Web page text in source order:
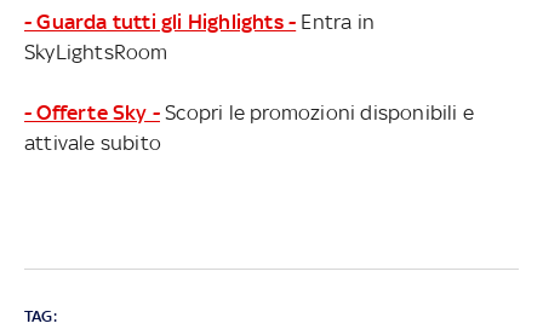
- Guarda tutti gli Highlights - Entra in
SkyLightsRoom
- Offerte Sky - Scopri le promozioni disponibili e
attivale subito
TAG: